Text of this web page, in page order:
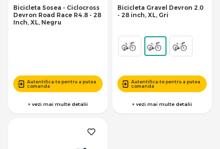
Bicicleta Sosea - Ciclocross
Devron Road Race R4.8 - 28
Inch, XL, Negru
Autentifica-te pentru a putea
comanda
+ vezi mai multe detalii
Bicicleta Gravel Devron 2.0
- 28 inch, XL, Gri
Autentifica-te pentru a putea
comanda
+ vezi mai multe detalii